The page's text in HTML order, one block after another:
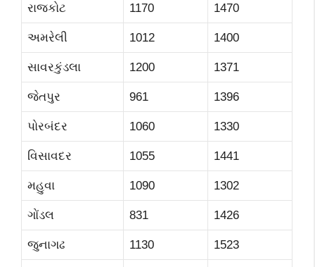
રાજકોટ 1170 1470
અમરેલી 1012 1400
સાવરકુંડલા 1200 1371
જેતપુર 961 1396
પોરબંદર 1060 1330
વિસાવદર 1055 1441
મહુવા 1090 1302
ગોંડલ 831 1426
જુનાગઢ 1130 1523